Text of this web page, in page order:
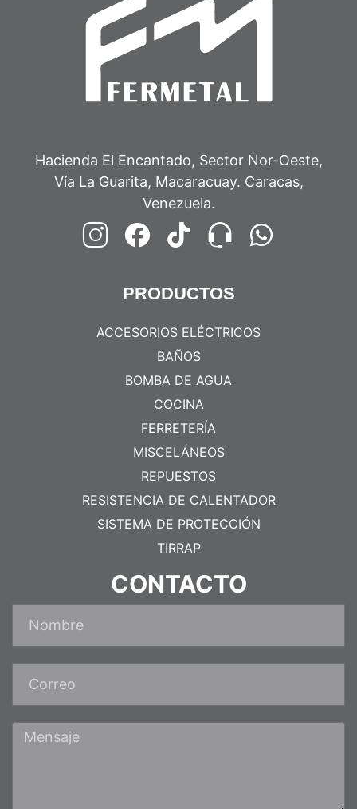
Hacienda El Encantado, Sector Nor-Oeste,
Vía La Guarita, Macaracuay. Caracas,
Venezuela.
PRODUCTOS
ACCESORIOS ELÉCTRICOS
BAÑOS
BOMBA DE AGUA
COCINA
FERRETERÍA
MISCELÁNEOS
REPUESTOS
RESISTENCIA DE CALENTADOR
SISTEMA DE PROTECCIÓN
TIRRAP
CONTACTO